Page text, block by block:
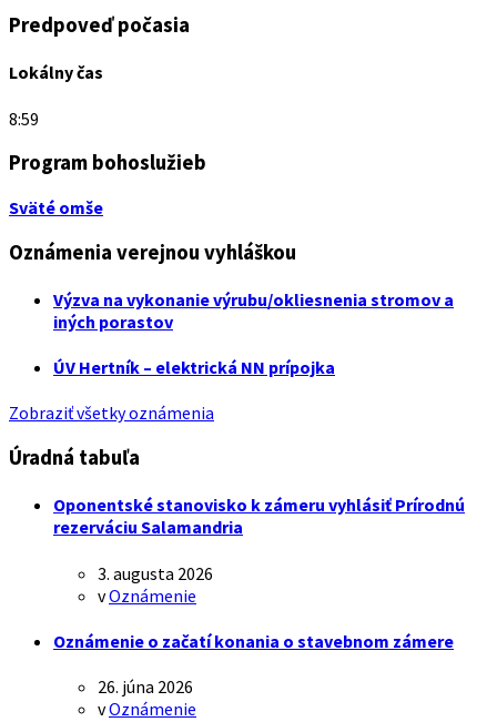
Predpoveď počasia
Lokálny čas
8:59
Program bohoslužieb
Sväté omše
Oznámenia verejnou vyhláškou
Výzva na vykonanie výrubu/okliesnenia stromov a
iných porastov
ÚV Hertník – elektrická NN prípojka
Zobraziť všetky oznámenia
Úradná tabuľa
Oponentské stanovisko k zámeru vyhlásiť Prírodnú
rezerváciu Salamandria
3. augusta 2026
vOznámenie
Oznámenie o začatí konania o stavebnom zámere
26. júna 2026
vOznámenie